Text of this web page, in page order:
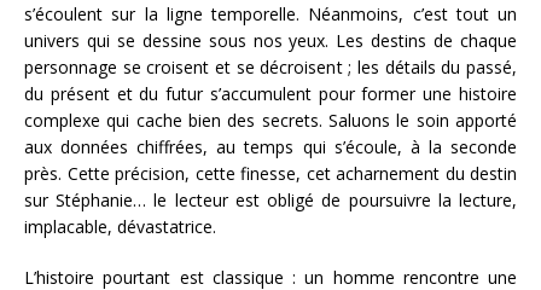
s’écoulent sur la ligne temporelle. Néanmoins, c’est tout un
univers qui se dessine sous nos yeux. Les destins de chaque
personnage se croisent et se décroisent ; les détails du passé,
du présent et du futur s’accumulent pour former une histoire
complexe qui cache bien des secrets. Saluons le soin apporté
aux données chiffrées, au temps qui s’écoule, à la seconde
près. Cette précision, cette finesse, cet acharnement du destin
sur Stéphanie… le lecteur est obligé de poursuivre la lecture,
implacable, dévastatrice.
L’histoire pourtant est classique : un homme rencontre une